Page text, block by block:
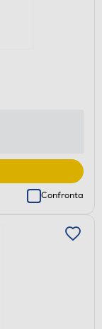
Confronta